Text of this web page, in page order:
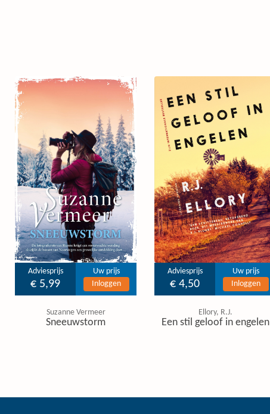
Adviesprijs
€ 5,99
Uw prijs
Inloggen
Suzanne Vermeer
Sneeuwstorm
Adviesprijs
€ 4,50
Uw prijs
Inloggen
Ellory, R.J.
Een stil geloof in engelen